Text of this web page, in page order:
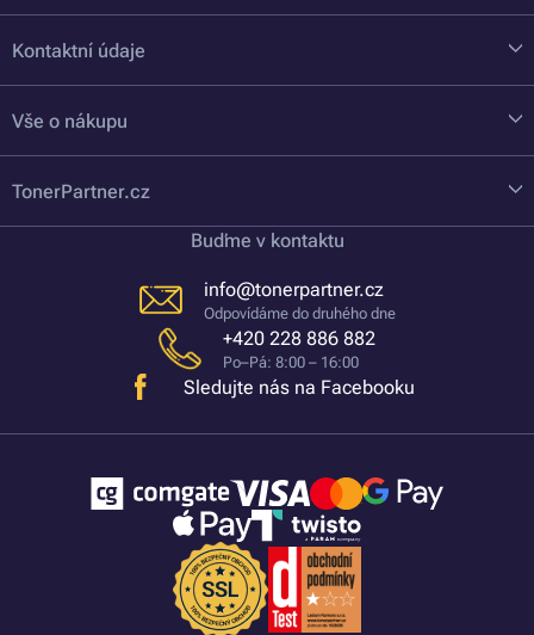
Kontaktní údaje
Vše o nákupu
TonerPartner.cz
Buďme v kontaktu
info@tonerpartner.cz
Odpovídáme do druhého dne
+420 228 886 882
Po–Pá: 8:00 – 16:00
Sledujte nás na Facebooku